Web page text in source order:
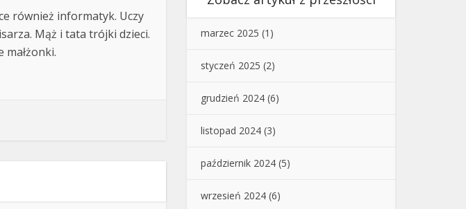
również informatyk. Uczy
Mąż i tata trójki dzieci.
marzec 2025 (1)
styczeń 2025 (2)
grudzień 2024 (6)
listopad 2024 (3)
październik 2024 (5)
wrzesień 2024 (6)